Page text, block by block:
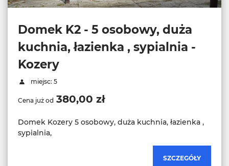
Domek K2 - 5 osobowy, duża
kuchnia, łazienka , sypialnia -
Kozery
miejsc: 5
Cena już od 380,00 zł
Domek Kozery 5 osobowy, duża kuchnia, łazienka ,
sypialnia,
SZCZEGÓŁY